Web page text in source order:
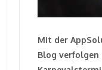
Mit der
Blog